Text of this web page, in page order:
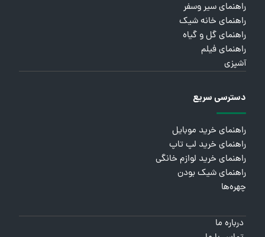
راهنمای سیر وسفر
راهنمای خانه شیک
راهنمای گل و گیاه
راهنمای فیلم
آشپزی
دسترسی سریع
راهنمای خرید موبایل
راهنمای خرید لپ تاپ
راهنمای خرید لوازم خانگی
راهنمای شیک بودن
چهره‌ها
درباره ما